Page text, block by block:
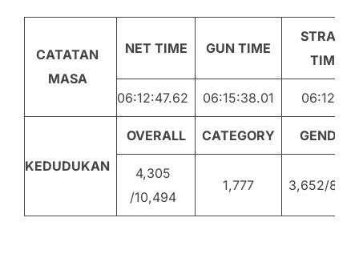
CATATAN
MASA
NET TIME GUN TIME
STRAVA
TIME
06:12:47.62 06:15:38.01 06:12:51
KEDUDUKAN
OVERALL CATEGORY GENDER
4,305
/10,494
1,777 3,652/